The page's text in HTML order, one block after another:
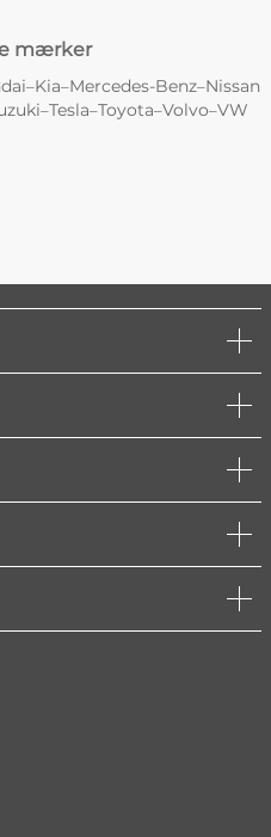
mærker
–Kia–Mercedes-Benz–Nissan
–Tesla–Toyota–Volvo–VW